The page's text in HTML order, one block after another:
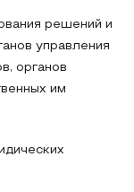
решений и
управления
органов
им